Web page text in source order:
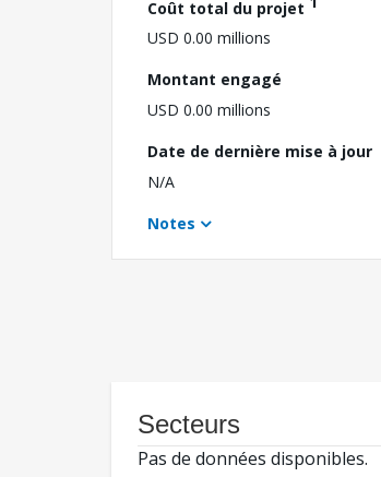
Coût total du projet
USD 0.00 millions
Montant engagé
USD 0.00 millions
Date de dernière mise à jour
N/A
Notes
Secteurs
Pas de données disponibles.